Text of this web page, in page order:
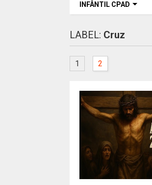
INFÂNTIL CPAD
LABEL: Cruz
1 2